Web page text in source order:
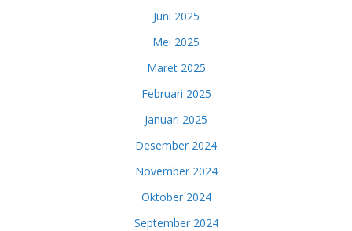
Juni 2025
Mei 2025
Maret 2025
Februari 2025
Januari 2025
Desember 2024
November 2024
Oktober 2024
September 2024